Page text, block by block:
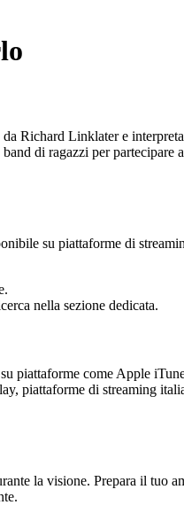
Richard Linklater e
di ragazzi per
su piattaforme di
nella sezione dedicata.
piattaforme come Apple
piattaforme di streaming
la visione. Prepara il tuo